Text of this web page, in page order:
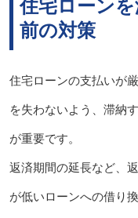
住宅ローン
前の対策
住宅ローンの支払いが
を失わないよう、滞納
が重要です。
返済期間の延長など、
が低いローンへの借り